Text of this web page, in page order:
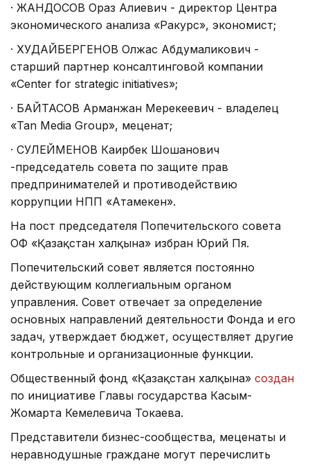
· ЖАНДОСОВ Ораз Алиевич - директор Центра
экономического анализа «Ракурс», экономист;
· ХУДАЙБЕРГЕНОВ Олжас Абдумаликович -
старший партнер консалтинговой компании
«Center for strategic initiatives»;
· БАЙТАСОВ Арманжан Мерекеевич - владелец
«Tan Media Group», меценат;
· СУЛЕЙМЕНОВ Каирбек Шошанович
-председатель совета по защите прав
предпринимателей и противодействию
коррупции НПП «Атамекен».
На пост председателя Попечительского совета
ОФ «Қазақстан халқына» избран Юрий Пя.
Попечительский совет является постоянно
действующим коллегиальным органом
управления. Совет отвечает за определение
основных направлений деятельности Фонда и его
задач, утверждает бюджет, осуществляет другие
контрольные и организационные функции.
Общественный фонд «Қазақстан халқына» создан
по инициативе Главы государства Касым-
Жомарта Кемелевича Токаева.
Представители бизнес-сообщества, меценаты и
неравнодушные граждане могут перечислить